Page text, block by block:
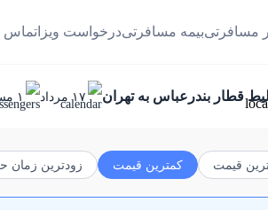
مسافرتیبیمه مسافرتیدرخواست ویزا تماس
قطار بندرعباس به تهران ١٧ مرداد ١ مسافر
قیمت کمترین قیمت زودترین زمان